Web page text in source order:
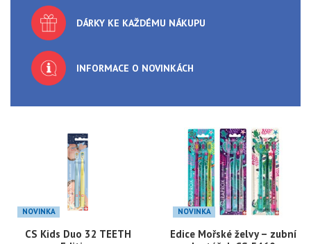
DÁRKY KE KAŽDÉMU NÁKUPU
INFORMACE O NOVINKÁCH
NOVINKA
CS Kids Duo 32 TEETH
NOVINKA
Edice Mořské želvy – zubní